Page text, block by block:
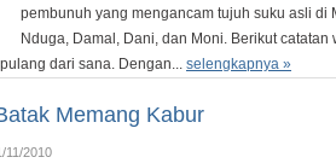
pembunuh yang mengancam tujuh suku asli di
Nduga, Damal, Dani, dan Moni. Berikut
dari sana. Dengan... selengkapnya »
Memang Kabur
11/2010